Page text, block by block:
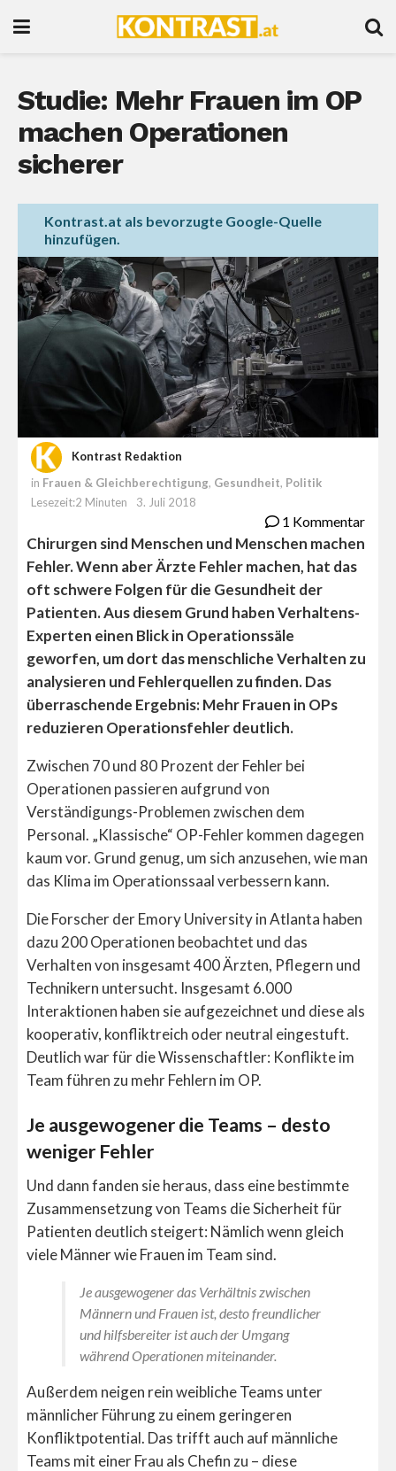
Studie: Mehr Frauen im OP
machen Operationen
sicherer
Kontrast.at als bevorzugte Google-Quelle
hinzufügen.
Kontrast Redaktion
in Frauen & Gleichberechtigung, Gesundheit, Politik
Lesezeit:2 Minuten
3. Juli 2018
1 Kommentar
Chirurgen sind Menschen und Menschen machen
Fehler. Wenn aber Ärzte Fehler machen, hat das
oft schwere Folgen für die Gesundheit der
Patienten. Aus diesem Grund haben Verhaltens-
Experten einen Blick in Operationssäle
geworfen, um dort das menschliche Verhalten zu
analysieren und Fehlerquellen zu finden. Das
überraschende Ergebnis: Mehr Frauen in OPs
reduzieren Operationsfehler deutlich.
Zwischen 70 und 80 Prozent der Fehler bei
Operationen passieren aufgrund von
Verständigungs-Problemen zwischen dem
Personal. „Klassische“ OP-Fehler kommen dagegen
kaum vor. Grund genug, um sich anzusehen, wie man
das Klima im Operationssaal verbessern kann.
Die Forscher der Emory University in Atlanta haben
dazu 200 Operationen beobachtet und das
Verhalten von insgesamt 400 Ärzten, Pflegern und
Technikern untersucht. Insgesamt 6.000
Interaktionen haben sie aufgezeichnet und diese als
kooperativ, konfliktreich oder neutral eingestuft.
Deutlich war für die Wissenschaftler: Konflikte im
Team führen zu mehr Fehlern im OP.
Je ausgewogener die Teams – desto
weniger Fehler
Und dann fanden sie heraus, dass eine bestimmte
Zusammensetzung von Teams die Sicherheit für
Patienten deutlich steigert: Nämlich wenn gleich
viele Männer wie Frauen im Team sind.
Je ausgewogener das Verhältnis zwischen
Männern und Frauen ist, desto freundlicher
und hilfsbereiter ist auch der Umgang
während Operationen miteinander.
Außerdem neigen rein weibliche Teams unter
männlicher Führung zu einem geringeren
Konfliktpotential. Das trifft auch auf männliche
Teams mit einer Frau als Chefin zu – diese